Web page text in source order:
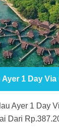
Ayer 1 Day Via
Ayer 1 Day
Dari